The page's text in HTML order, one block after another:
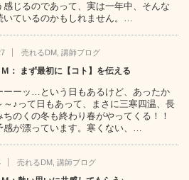
感じるのであって、実は一年中、そんな
いているのかもしれません。…
売れるDM, 講師ブログ
： まず最初に【コト】を伝える
ーーッ…という日もあるけど、あったか
～♪って日もあって、まさに三寒四温、長
ちのくの冬も終わり春がやってくる！！
感が漂っています。寒くない、…
売れるDM, 講師ブログ